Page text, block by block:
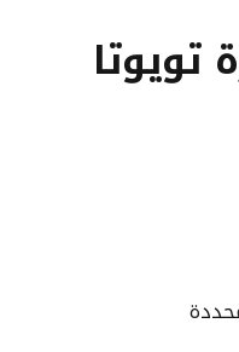
تويوتا